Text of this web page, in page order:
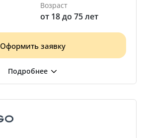
Возраст
от 18 до 75 лет
Оформить заявку